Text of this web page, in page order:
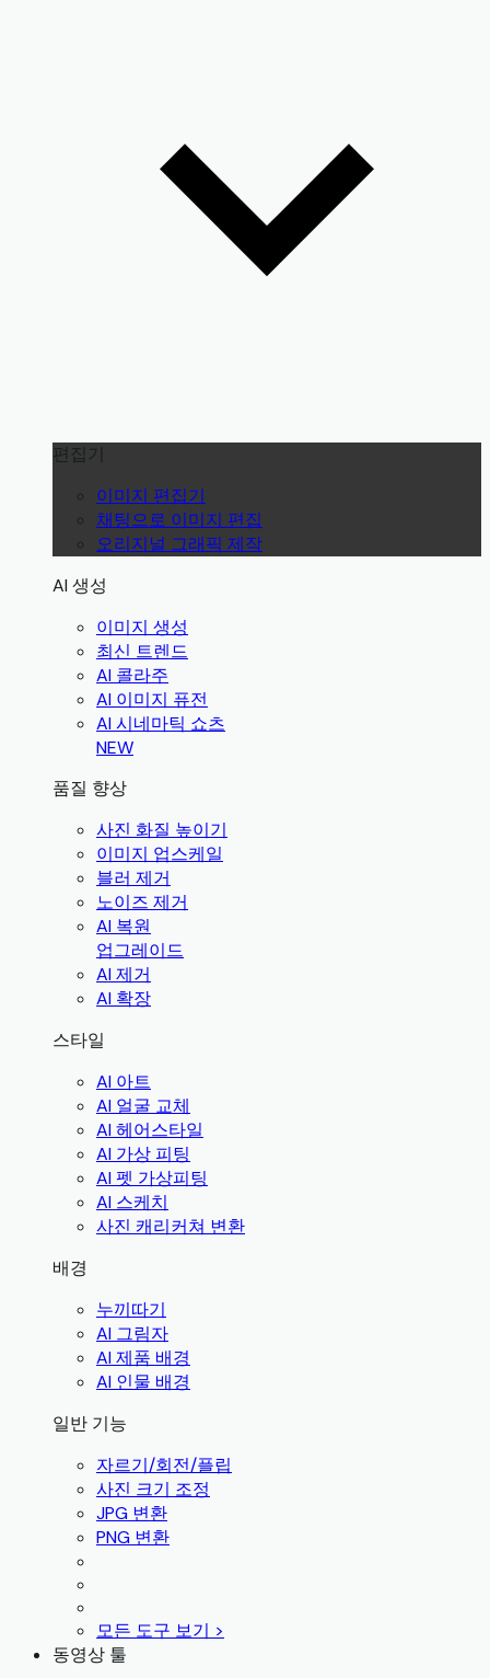
편집기
이미지 편집기
채팅으로 이미지 편집
오리지널 그래픽 제작
AI 생성
이미지 생성
최신 트렌드
AI 콜라주
AI 이미지 퓨전
AI 시네마틱 쇼츠
NEW
품질 향상
사진 화질 높이기
이미지 업스케일
블러 제거
노이즈 제거
AI 복원
업그레이드
AI 제거
AI 확장
스타일
AI 아트
AI 얼굴 교체
AI 헤어스타일
AI 가상 피팅
AI 펫 가상피팅
AI 스케치
사진 캐리커쳐 변환
배경
누끼따기
AI 그림자
AI 제품 배경
AI 인물 배경
일반 기능
자르기/회전/플립
사진 크기 조정
JPG 변환
PNG 변환
모든 도구 보기 >
동영상 툴